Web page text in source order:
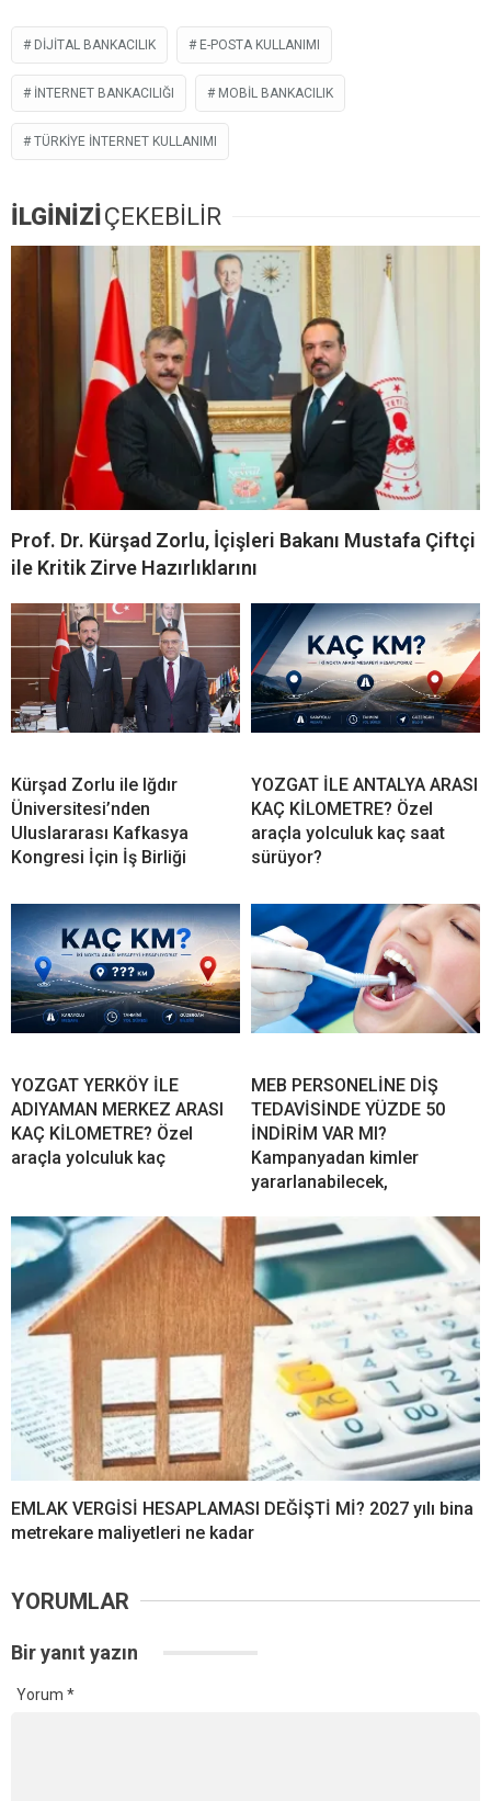
DIJITAL BANKACILIK E-POSTA KULLANIMI
İNTERNET BANKACILIĞI MOBIL BANKACILIK
TÜRKIYE INTERNET KULLANIMI
İLGİNİZİ ÇEKEBİLİR
Prof. Dr. Kürşad Zorlu, İçişleri Bakanı Mustafa Çiftçi
ile Kritik Zirve Hazırlıklarını
Kürşad Zorlu ile Iğdır
Üniversitesi’nden
Uluslararası Kafkasya
Kongresi İçin İş Birliği
YOZGAT İLE ANTALYA ARASI
KAÇ KİLOMETRE? Özel
araçla yolculuk kaç saat
sürüyor?
YOZGAT YERKÖY İLE
ADIYAMAN MERKEZ ARASI
KAÇ KİLOMETRE? Özel
araçla yolculuk kaç
MEB PERSONELİNE DİŞ
TEDAVİSİNDE YÜZDE 50
İNDİRİM VAR MI?
Kampanyadan kimler
yararlanabilecek,
EMLAK VERGİSİ HESAPLAMASI DEĞİŞTİ Mİ? 2027 yılı bina
metrekare maliyetleri ne kadar
YORUMLAR
Bir yanıt yazın
Yorum *